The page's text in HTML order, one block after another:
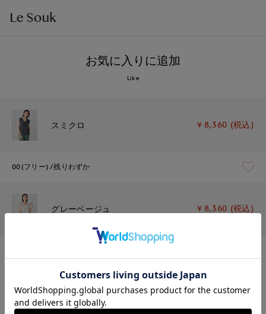
お気に入りに追加
Like
スミクロ ￥8,360 (税込)
00(フリー) 残りわずか
グレーベージュ ￥8,360 (税込)